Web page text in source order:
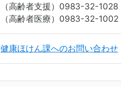
（高齢者支援）0983-32-1028
（高齢者医療）0983-32-1002
健康ほけん課へのお問い合わせ